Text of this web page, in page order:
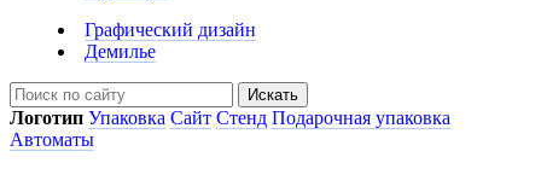
Графический дизайн
Демилье
Искать
Логотип Упаковка Сайт Стенд Подарочная упаковка
Автоматы